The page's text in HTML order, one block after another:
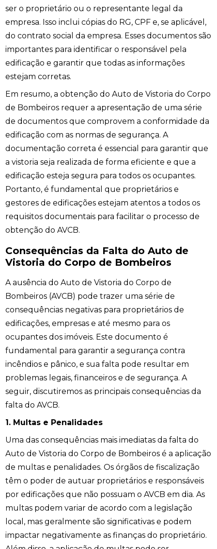
ser o proprietário ou o representante legal da
empresa. Isso inclui cópias do RG, CPF e, se aplicável,
do contrato social da empresa. Esses documentos são
importantes para identificar o responsável pela
edificação e garantir que todas as informações
estejam corretas.
Em resumo, a obtenção do Auto de Vistoria do Corpo
de Bombeiros requer a apresentação de uma série
de documentos que comprovem a conformidade da
edificação com as normas de segurança. A
documentação correta é essencial para garantir que
a vistoria seja realizada de forma eficiente e que a
edificação esteja segura para todos os ocupantes.
Portanto, é fundamental que proprietários e
gestores de edificações estejam atentos a todos os
requisitos documentais para facilitar o processo de
obtenção do AVCB.
Consequências da Falta do Auto de
Vistoria do Corpo de Bombeiros
A ausência do Auto de Vistoria do Corpo de
Bombeiros (AVCB) pode trazer uma série de
consequências negativas para proprietários de
edificações, empresas e até mesmo para os
ocupantes dos imóveis. Este documento é
fundamental para garantir a segurança contra
incêndios e pânico, e sua falta pode resultar em
problemas legais, financeiros e de segurança. A
seguir, discutiremos as principais consequências da
falta do AVCB.
1. Multas e Penalidades
Uma das consequências mais imediatas da falta do
Auto de Vistoria do Corpo de Bombeiros é a aplicação
de multas e penalidades. Os órgãos de fiscalização
têm o poder de autuar proprietários e responsáveis
por edificações que não possuam o AVCB em dia. As
multas podem variar de acordo com a legislação
local, mas geralmente são significativas e podem
impactar negativamente as finanças do proprietário.